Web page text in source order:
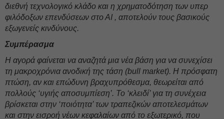
διεθνή τεχνολογικό κλάδο και η χρηματοδότηση των υπερ
φιλόδοξων επενδύσεων στο ΑΙ , αποτελούν τους βασικούς
εξωγενείς κινδύνους.
Συμπέρασμα
Η αγορά φαίνεται να αναζητά μια νέα βάση για να συνεχίσει
τη μακροχρόνια ανοδική της τάση (bull market). Η πρόσφατη
πτώση, αν και επώδυνη βραχυπρόθεσμα, θεωρείται από
πολλούς ‘υγιής αποσυμπίεση’. Το ‘κλειδί’ για τη συνέχεια
βρίσκεται στην ‘ποιότητα’ των τραπεζικών αποτελεσμάτων
και στην εισροή νέων κεφαλαίων από το εξωτερικό, που